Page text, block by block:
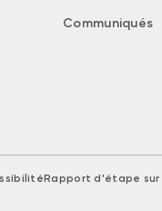
Communiqués
Rapport d'étape